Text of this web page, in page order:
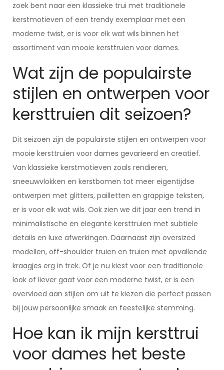
zoek bent naar een klassieke trui met traditionele
kerstmotieven of een trendy exemplaar met een
moderne twist, er is voor elk wat wils binnen het
assortiment van mooie kersttruien voor dames.
Wat zijn de populairste
stijlen en ontwerpen voor
kersttruien dit seizoen?
Dit seizoen zijn de populairste stijlen en ontwerpen voor
mooie kersttruien voor dames gevarieerd en creatief.
Van klassieke kerstmotieven zoals rendieren,
sneeuwvlokken en kerstbomen tot meer eigentijdse
ontwerpen met glitters, pailletten en grappige teksten,
er is voor elk wat wils. Ook zien we dit jaar een trend in
minimalistische en elegante kersttruien met subtiele
details en luxe afwerkingen. Daarnaast zijn oversized
modellen, off-shoulder truien en truien met opvallende
kraagjes erg in trek. Of je nu kiest voor een traditionele
look of liever gaat voor een moderne twist, er is een
overvloed aan stijlen om uit te kiezen die perfect passen
bij jouw persoonlijke smaak en feestelijke stemming.
Hoe kan ik mijn kersttrui
voor dames het beste